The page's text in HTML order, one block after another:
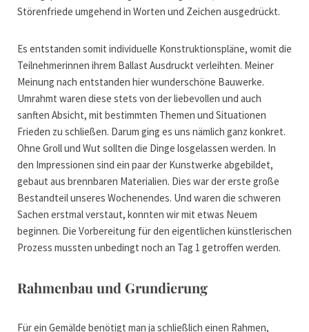
Störenfriede umgehend in Worten und Zeichen ausgedrückt.
Es entstanden somit individuelle Konstruktionspläne, womit die
Teilnehmerinnen ihrem Ballast Ausdruckt verleihten. Meiner
Meinung nach entstanden hier wunderschöne Bauwerke.
Umrahmt waren diese stets von der liebevollen und auch
sanften Absicht, mit bestimmten Themen und Situationen
Frieden zu schließen. Darum ging es uns nämlich ganz konkret.
Ohne Groll und Wut sollten die Dinge losgelassen werden. In
den Impressionen sind ein paar der Kunstwerke abgebildet,
gebaut aus brennbaren Materialien. Dies war der erste große
Bestandteil unseres Wochenendes. Und waren die schweren
Sachen erstmal verstaut, konnten wir mit etwas Neuem
beginnen. Die Vorbereitung für den eigentlichen künstlerischen
Prozess mussten unbedingt noch an Tag 1 getroffen werden.
Rahmenbau und Grundierung
Für ein Gemälde benötigt man ja schließlich einen Rahmen,